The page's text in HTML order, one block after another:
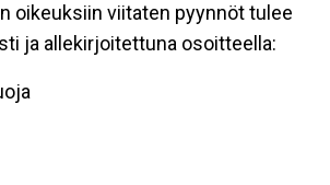
oikeuksiin viitaten pyynnöt tulee
ja allekirjoitettuna osoitteella: